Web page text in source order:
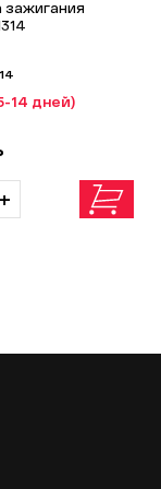
зажигания
14 дней)
+